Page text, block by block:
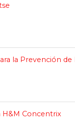
la Prevención
Concentrix